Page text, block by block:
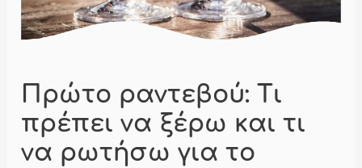
Πρώτο ραντεβού: Τι
πρέπει να ξέρω και τι
να ρωτήσω για το